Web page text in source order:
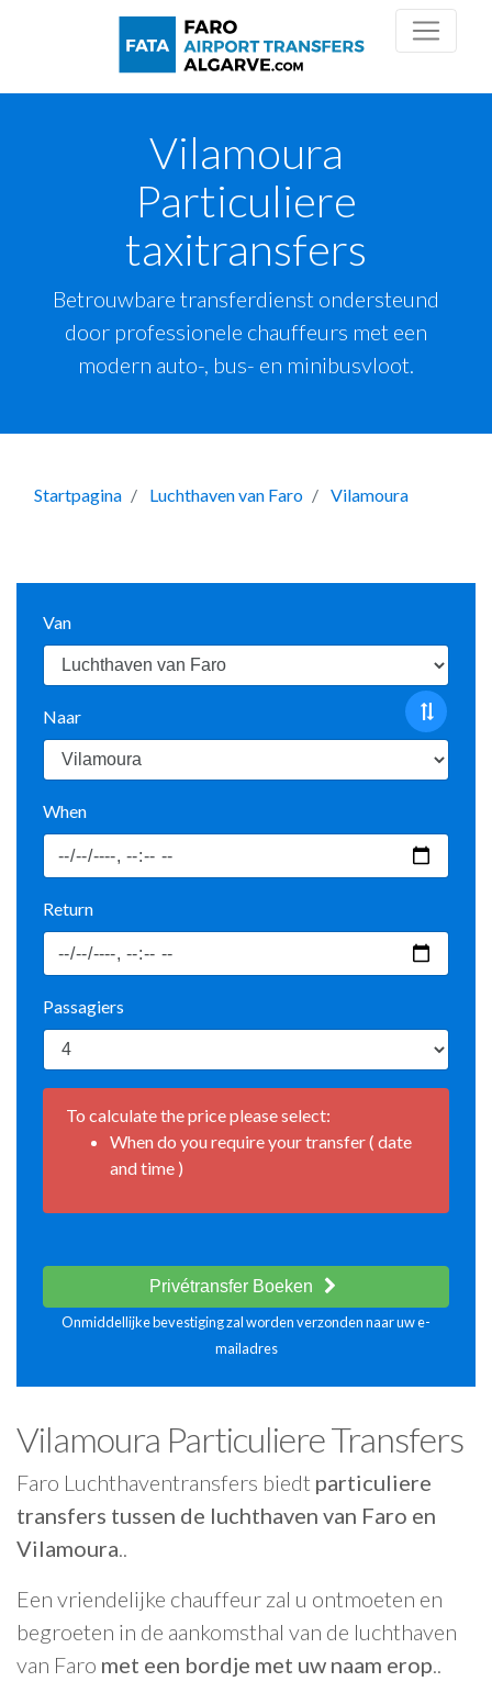
Vilamoura
Particuliere
taxitransfers
Betrouwbare transferdienst ondersteund
door professionele chauffeurs met een
modern auto-, bus- en minibusvloot.
Startpagina Luchthaven van Faro Vilamoura
Van
Naar
When
Return
Passagiers
To calculate the price please select:
When do you require your transfer ( date
and time )
Privétransfer Boeken
Onmiddellijke bevestiging zal worden verzonden naar uw e-
mailadres
Vilamoura Particuliere Transfers
Faro Luchthaventransfers biedt particuliere
transfers tussen de luchthaven van Faro en
Vilamoura..
Een vriendelijke chauffeur zal u ontmoeten en
begroeten in de aankomsthal van de luchthaven
van Faro met een bordje met uw naam erop..